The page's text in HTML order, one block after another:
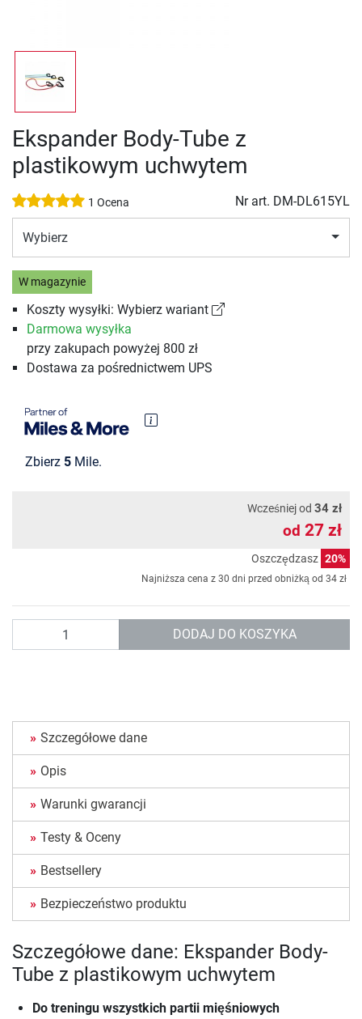
Ekspander Body-Tube z
plastikowym uchwytem
1 Ocena Nr art. DM-DL615YL
Wybierz
W magazynie
Koszty wysyłki: Wybierz wariant
Darmowa wysyłka
przy zakupach powyżej 800 zł
Dostawa za pośrednictwem UPS
Zbierz 5 Mile.
Wcześniej od 34 zł
od 27 zł
Oszczędzasz 20%
Najniższa cena z 30 dni przed obniżką od 34 zł
DODAJ DO KOSZYKA
Szczegółowe dane
Opis
Warunki gwarancji
Testy & Oceny
Bestsellery
Bezpieczeństwo produktu
Szczegółowe dane: Ekspander Body-
Tube z plastikowym uchwytem
Do treningu wszystkich partii mięśniowych